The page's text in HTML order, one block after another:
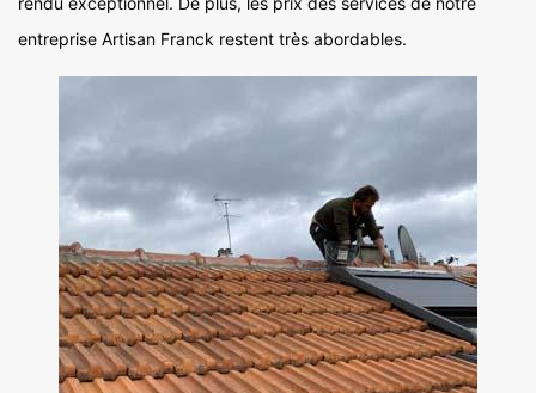
entreprise Artisan Franck restent très abordables.